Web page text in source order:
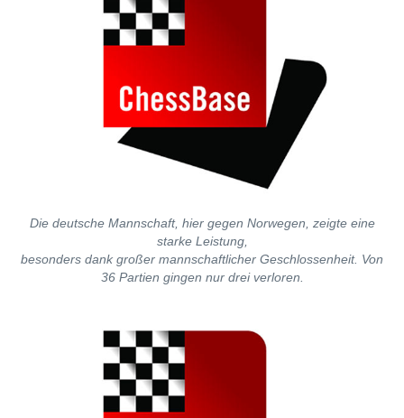
Die deutsche Mannschaft, hier gegen Norwegen, zeigte eine
starke Leistung,
besonders dank großer mannschaftlicher Geschlossenheit. Von
36 Partien gingen nur drei verloren.